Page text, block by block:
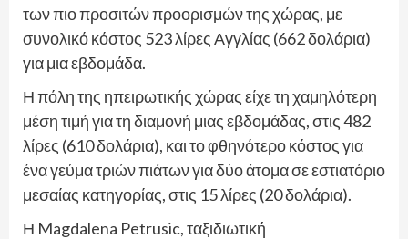
των πιο προσιτών προορισμών της χώρας, με
συνολικό κόστος 523 λίρες Αγγλίας (662 δολάρια)
για μια εβδομάδα.
Η πόλη της ηπειρωτικής χώρας είχε τη χαμηλότερη
μέση τιμή για τη διαμονή μιας εβδομάδας, στις 482
λίρες (610 δολάρια), και το φθηνότερο κόστος για
ένα γεύμα τριών πιάτων για δύο άτομα σε εστιατόριο
μεσαίας κατηγορίας, στις 15 λίρες (20 δολάρια).
Η Magdalena Petrusic, ταξιδιωτική